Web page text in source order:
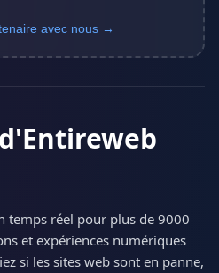
avec nous →
temps réel pour plus de 9000
et expériences numériques
si les sites web sont en panne,